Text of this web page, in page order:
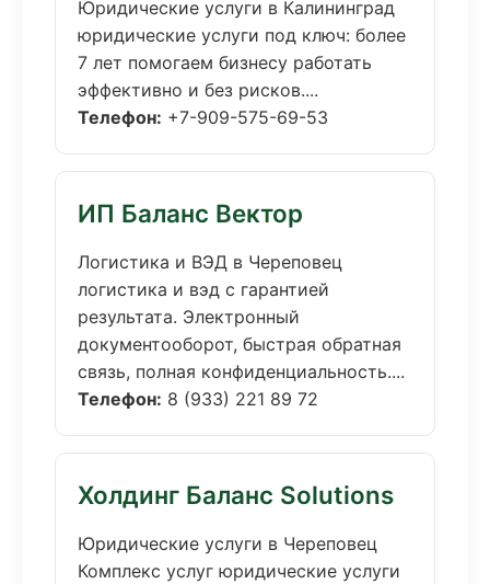
Юридические услуги в Калининград
юридические услуги под ключ: более
7 лет помогаем бизнесу работать
эффективно и без рисков....
Телефон: +7-909-575-69-53
ИП Баланс Вектор
Логистика и ВЭД в Череповец
логистика и вэд с гарантией
результата. Электронный
документооборот, быстрая обратная
связь, полная конфиденциальность....
Телефон: 8 (933) 221 89 72
Холдинг Баланс Solutions
Юридические услуги в Череповец
Комплекс услуг юридические услуги